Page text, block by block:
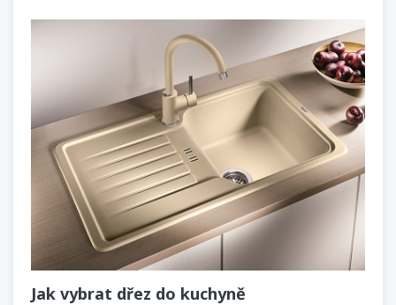
Jak vybrat dřez do kuchyně